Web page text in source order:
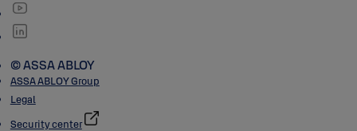
© ASSA ABLOY
ASSA ABLOY Group
Legal
Security center